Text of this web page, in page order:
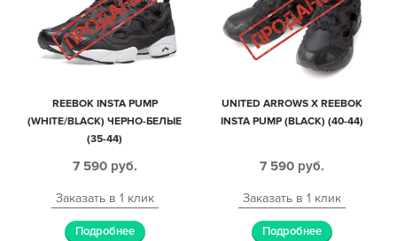
REEBOK INSTA PUMP
(WHITE/BLACK) ЧЕРНО-БЕЛЫЕ
(35-44)
7 590 руб.
Заказать в 1 клик
Подробнее
UNITED ARROWS X REEBOK
INSTA PUMP (BLACK) (40-44)
7 590 руб.
Заказать в 1 клик
Подробнее